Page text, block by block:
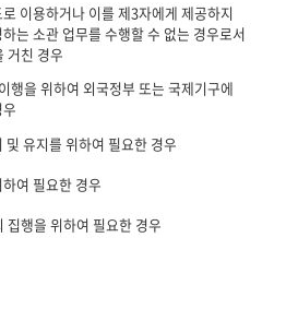
이용하거나 이를 제3자에게 제공하지
는 소관 업무를 수행할 수 없는 경우로서
거친 경우
행을 위하여 외국정부 또는 국제기구에
유지를 위하여 필요한 경우
여 필요한 경우
행을 위하여 필요한 경우